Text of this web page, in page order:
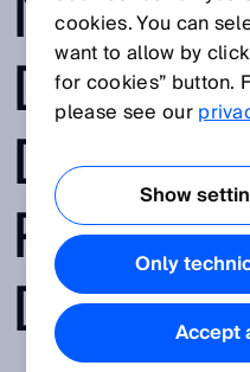
DE
DE
DE
cookies. You can
want to allow by
for cookies” button.
please see our
Show
Only
Accept